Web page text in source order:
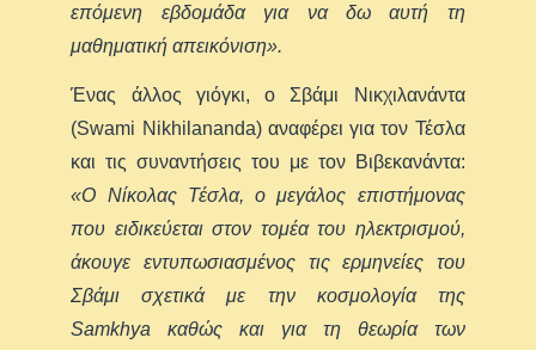
επόμενη εβδομάδα για να δω αυτή τη
μαθηματική απεικόνιση».
Ένας άλλος γιόγκι, ο Σβάμι Νικχιλανάντα
(Swami Nikhilananda) αναφέρει για τον Τέσλα
και τις συναντήσεις του με τον Βιβεκανάντα:
«Ο Νίκολας Τέσλα, ο μεγάλος επιστήμονας
που ειδικεύεται στον τομέα του ηλεκτρισμού,
άκουγε εντυπωσιασμένος τις ερμηνείες του
Σβάμι σχετικά με την κοσμολογία της
Samkhya καθώς και για τη θεωρία των